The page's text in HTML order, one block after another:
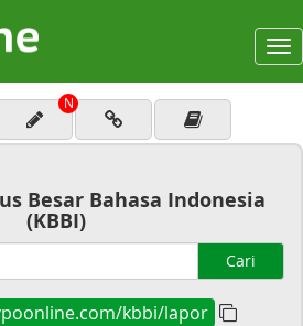
N
Besar Bahasa Indonesia
(KBBI)
Cari
kbbi/lapor